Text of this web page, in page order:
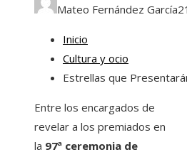
Mateo Fernández García
Inicio
Cultura y ocio
Estrellas que
Entre los encargados de
revelar a los premiados en
la 97ª ceremonia de